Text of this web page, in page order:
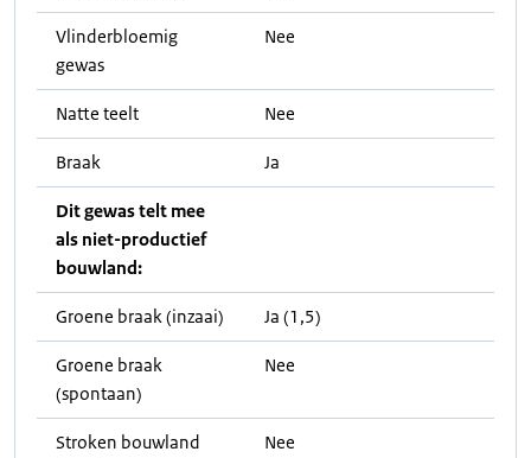
Vlinderbloemig
gewas
Nee
Natte teelt Nee
Braak Ja
Dit gewas telt mee
als niet-productief
bouwland:
Groene braak (inzaai) Ja (1,5)
Groene braak
(spontaan)
Nee
Stroken bouwland
Nee